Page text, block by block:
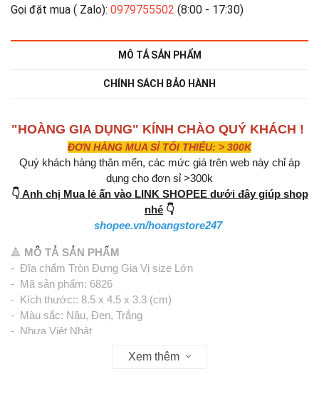
Gọi đặt mua ( Zalo): 0979755502 (8:00 - 17:30)
MÔ TẢ SẢN PHẨM
CHÍNH SÁCH BẢO HÀNH
"HOÀNG GIA DỤNG" KÍNH CHÀO QUÝ KHÁCH !
ĐƠN HÀNG MUA SỈ TỐI THIỂU: > 300K
Quý khách hàng thân mến, các mức giá trên web này chỉ áp
dụng cho đơn sỉ >300k
👇Anh chị Mua lẻ ấn vào LINK SHOPEE dưới đây giúp shop
nhé 👇
shopee.vn/hoangstore247
🔺 MÔ TẢ SẢN PHẨM
- Đĩa chấm Tròn Đựng Gia Vị size Lớn
- Mã sản phẩm: 6826
- Kích thước:: 8.5 x 4.5 x 3.3 (cm)
- Màu sắc: Nâu, Đen, Trắng
- Nhựa Việt Nhật
Xem thêm